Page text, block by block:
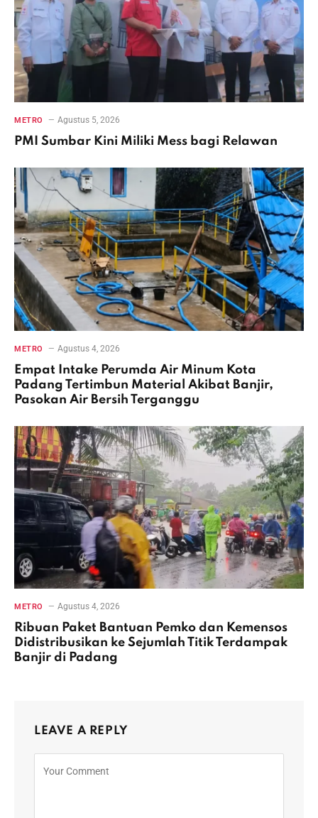
METRO Agustus 5, 2026
PMI Sumbar Kini Miliki Mess bagi Relawan
METRO Agustus 4, 2026
Empat Intake Perumda Air Minum Kota
Padang Tertimbun Material Akibat Banjir,
Pasokan Air Bersih Terganggu
METRO Agustus 4, 2026
Ribuan Paket Bantuan Pemko dan Kemensos
Didistribusikan ke Sejumlah Titik Terdampak
Banjir di Padang
LEAVE A REPLY